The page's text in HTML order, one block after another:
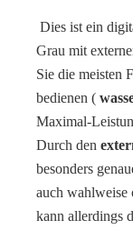
Dies ist ein
Grau mit
Sie die meisten
bedienen (
Maximal-
Durch den
besonders
auch wahlweise
kann allerdings